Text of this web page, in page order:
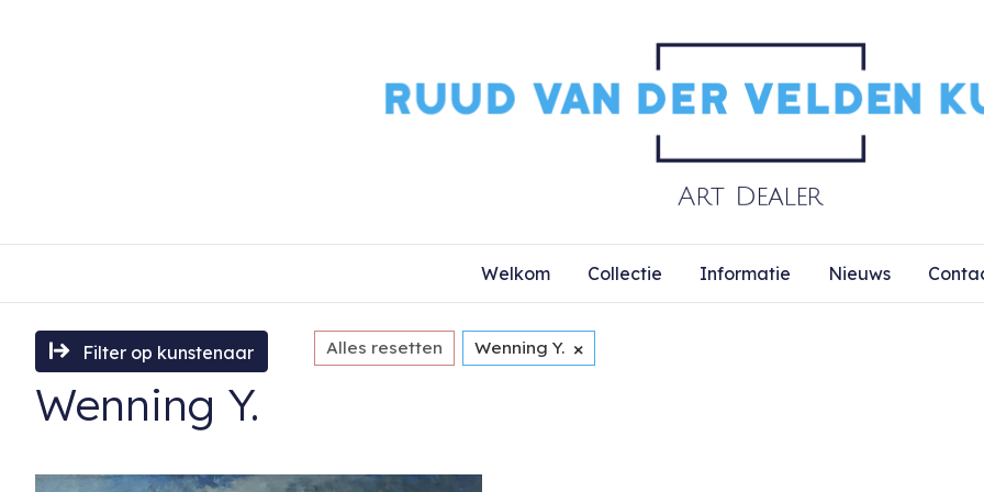
Welkom Collectie Informatie Nieuws
Filter op kunstenaar Alles resetten Wenning Y. ×
Wenning Y.